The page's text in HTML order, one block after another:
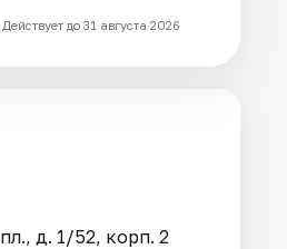
Действует до 31 августа 2026
д. 1/52, корп. 2